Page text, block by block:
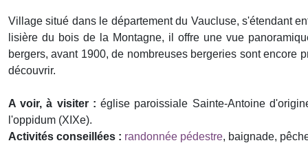
Village situé dans le département du Vaucluse, s'étendant
lisière du bois de la Montagne, il offre une vue
bergers, avant 1900, de nombreuses bergeries sont
découvrir.
A voir, à visiter :église paroissiale Sainte-Antoine
l'oppidum (XIXe).
Activités conseillées : randonnée pédestre, baignade,